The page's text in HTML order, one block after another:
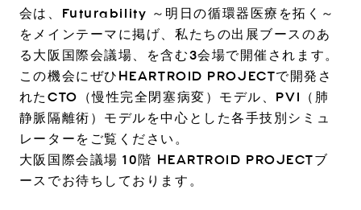
会は、Futurability ～明日の循環器医療を拓く～
をメインテーマに掲げ、私たちの出展ブースのあ
る大阪国際会議場、を含む3会場で開催されます。
この機会にぜひHEARTROID PROJECTで開発さ
れたCTO（慢性完全閉塞病変）モデル、PVI（肺
静脈隔離術）モデルを中心とした各手技別シミュ
レーターをご覧ください。
大阪国際会議場 10階 HEARTROID PROJECTブ
ースでお待ちしております。